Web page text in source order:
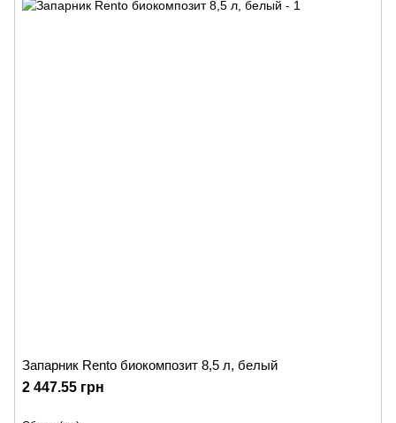
Запарник Rento биокомпозит 8,5 л, белый
2 447.55 грн